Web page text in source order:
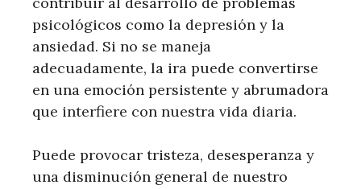
psicológicos como la depresión y la
ansiedad. Si no se maneja
adecuadamente, la ira puede convertirse
en una emoción persistente y abrumadora
que interfiere con nuestra vida diaria.
Puede provocar tristeza, desesperanza y
una disminución general de nuestro